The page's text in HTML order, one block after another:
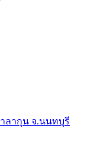
ลากุน จ.นนทบุรี